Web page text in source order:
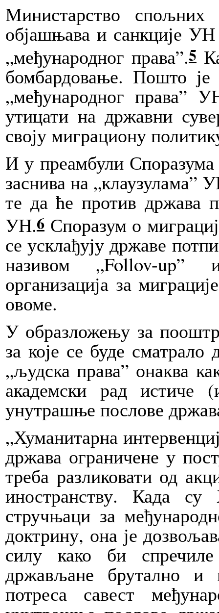
Министарство спољних
објашњава и санкције
„међународног права”.5
бомбардовање. Пошто
„међународног права”
утицати на државни
своју миграциону
И у преамбули Споразума
заснива на „клаузулама”
те да ће против држава
УН.6 Споразум о
се усклађују државе
називом „Follov-up”
организација за
овоме.
У образложењу за
за које се буде
„људска права” онаква
академски рад
унутрашње послове
„Хуманитарна
држава ограничене у
треба разликовати од
иностранству. Када
стручњаци за
доктрину, она је
силу како би
држављане брутално и
потреса савест